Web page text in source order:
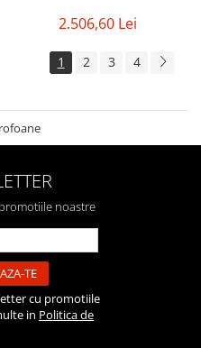
2.506,60 Lei
1 2 3 4
noastre
cu promotiile
in Politica de